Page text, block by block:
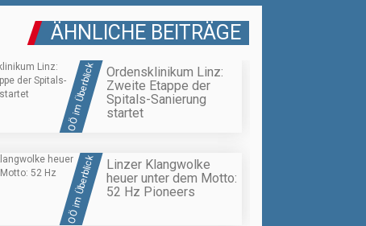
ÄHNLICHE BEITRÄGE
OÖ im Überblick
Ordensklinikum Linz:
Zweite Etappe der
Spitals-Sanierung
startet
OÖ im Überblick
Linzer Klangwolke
heuer unter dem Motto:
52 Hz Pioneers